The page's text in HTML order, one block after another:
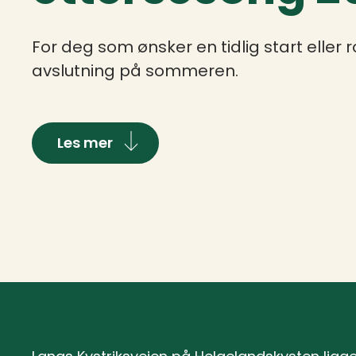
For deg som ønsker en tidlig start eller
avslutning på sommeren.
Les mer